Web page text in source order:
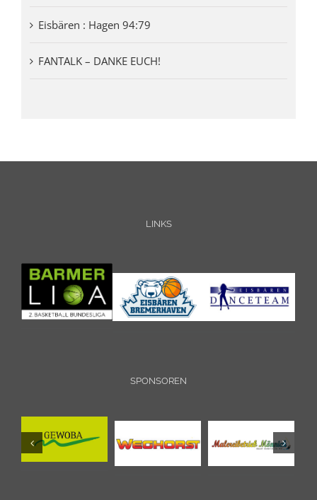
Eisbären : Hagen 94:79
FANTALK – DANKE EUCH!
LINKS
SPONSOREN